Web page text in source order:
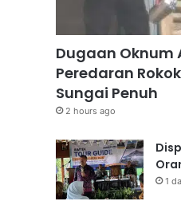
Dugaan Oknum
Peredaran
Sungai Penuh
2 hours ago
1